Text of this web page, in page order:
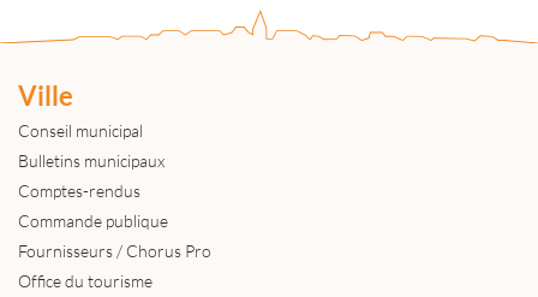
Ville
Conseil municipal
Bulletins municipaux
Comptes-rendus
Commande publique
Fournisseurs / Chorus Pro
Office du tourisme